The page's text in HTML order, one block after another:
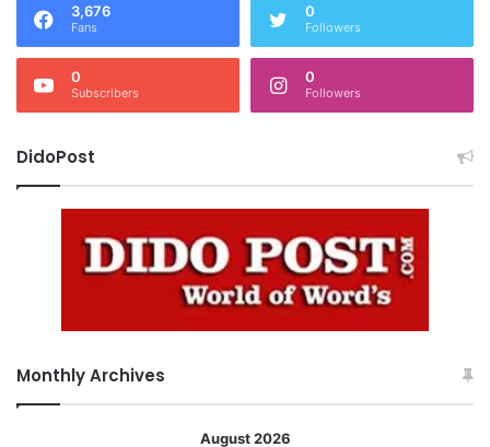
3,676
Fans
0
Followers
0
Subscribers
0
Followers
DidoPost
Monthly Archives
August 2026